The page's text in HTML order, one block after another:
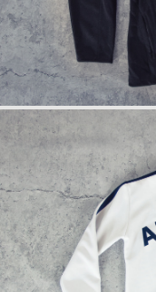
rückseite